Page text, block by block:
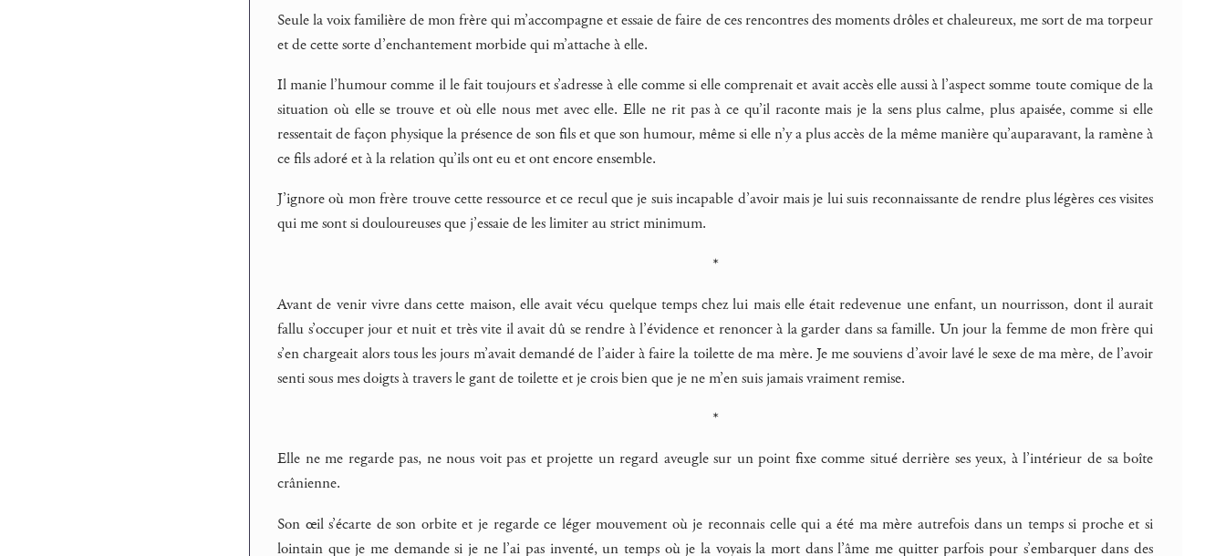
Seule la voix familière de mon frère qui m’accompagne et essaie de faire de ces rencontres des moments drôles et chaleureux, me sort de ma torpeur
et de cette sorte d’enchantement morbide qui m’attache à elle.
Il manie l’humour comme il le fait toujours et s’adresse à elle comme si elle comprenait et avait accès elle aussi à l’aspect somme toute comique de la
situation où elle se trouve et où elle nous met avec elle. Elle ne rit pas à ce qu’il raconte mais je la sens plus calme, plus apaisée, comme si elle
ressentait de façon physique la présence de son fils et que son humour, même si elle n’y a plus accès de la même manière qu’auparavant, la ramène à
ce fils adoré et à la relation qu’ils ont eu et ont encore ensemble.
J’ignore où mon frère trouve cette ressource et ce recul que je suis incapable d’avoir mais je lui suis reconnaissante de rendre plus légères ces visites
qui me sont si douloureuses que j’essaie de les limiter au strict minimum.
*
Avant de venir vivre dans cette maison, elle avait vécu quelque temps chez lui mais elle était redevenue une enfant, un nourrisson, dont il aurait
fallu s’occuper jour et nuit et très vite il avait dû se rendre à l’évidence et renoncer à la garder dans sa famille. Un jour la femme de mon frère qui
s’en chargeait alors tous les jours m’avait demandé de l’aider à faire la toilette de ma mère. Je me souviens d’avoir lavé le sexe de ma mère, de l’avoir
senti sous mes doigts à travers le gant de toilette et je crois bien que je ne m’en suis jamais vraiment remise.
*
Elle ne me regarde pas, ne nous voit pas et projette un regard aveugle sur un point fixe comme situé derrière ses yeux, à l’intérieur de sa boîte
crânienne.
Son œil s’écarte de son orbite et je regarde ce léger mouvement où je reconnais celle qui a été ma mère autrefois dans un temps si proche et si
lointain que je me demande si je ne l’ai pas inventé, un temps où je la voyais la mort dans l’âme me quitter parfois pour s’embarquer dans des